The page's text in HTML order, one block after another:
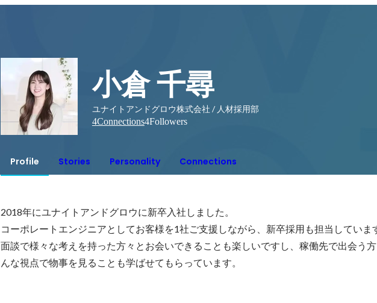
小倉 千尋
ユナイトアンドグロウ株式会社 / 人材採用部
4Connections4Followers
Profile Stories Personality Connections
2018年にユナイトアンドグロウに新卒入社しました。
コーポレートエンジニアとしてお客様を1社ご支援しながら、新卒採用も担当していま
面談で様々な考えを持った方々とお会いできることも楽しいですし、稼働先で出会う
んな視点で物事を見ることも学ばせてもらっています。